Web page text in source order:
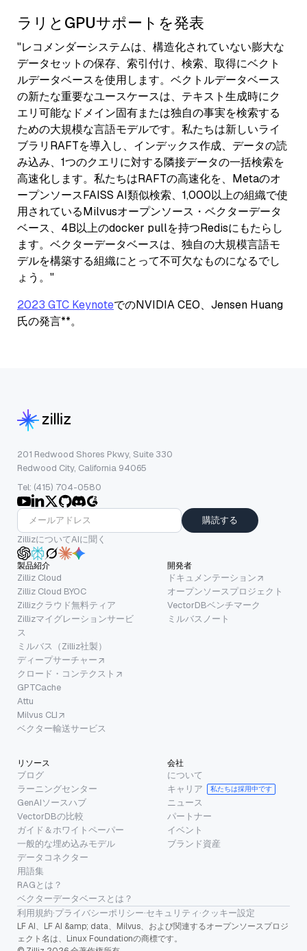
ラリとGPUサポートを発表
"レコメンダーシステムは、構造化されていない膨大な
データセットの保存、索引付け、検索、取得にベクト
ルデータベースを使用します。ベクトルデータベース
の新たな重要なユースケースは、テキスト生成時にク
エリ可能なドメイン固有または独自の事実を検索する
ための大規模な言語モデルです。私たちは新しいライ
ブラリRAFTを導入し、インデックス作成、データの読
み込み、1つのクエリに対する隣接データの一括検索を
高速化します。私たちはRAFTの高速化を、Metaのオ
ープンソースFAISS AI類似検索、1,000以上の組織で使
用されているMilvusオープンソース・ベクターデータ
ベース、4B以上のdocker pullを持つRedisにもたらし
ます。ベクターデータベースは、独自の大規模言語モ
デルを構築する組織にとって不可欠なものになるでし
ょう。"
2023 GTC KeynoteでのNVIDIA CEO、Jensen Huang
氏の発言**。
201 Redwood Shores Pkwy, Suite 330
Redwood City, California 94065
Tel: (415) 704-0580
購読する
ZillizについてAIに聞く
製品紹介
Zilliz Cloud
Zilliz Cloud BYOC
Zillizクラウド無料ティア
Zillizマイグレーションサービ
ス
ミルバス（Zilliz社製）
ディープサーチャー
クロード・コンテクスト
GPTCache
Attu
Milvus CLI
ベクター輸送サービス
開発者
ドキュメンテーション
オープンソースプロジェクト
VectorDBベンチマーク
ミルバスノート
リソース
ブログ
ラーニングセンター
GenAIソースハブ
VectorDBの比較
ガイド＆ホワイトペーパー
一般的な埋め込みモデル
データコネクター
用語集
RAGとは？
ベクターデータベースとは？
会社
について
キャリア
私たちは採用中です
ニュース
パートナー
イベント
ブランド資産
利用規約·プライバシーポリシー·セキュリティ ·クッキー設定
LF AI、LF AI &amp; data、Milvus、および関連するオープンソースプロジ
ェクト名は、Linux Foundationの商標です。